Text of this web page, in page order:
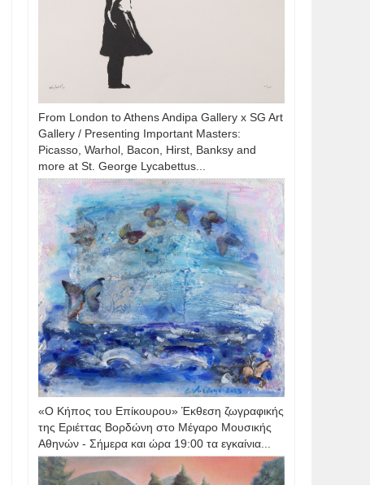
From London to Athens Andipa Gallery x SG Art
Gallery / Presenting Important Masters:
Picasso, Warhol, Bacon, Hirst, Banksy and
more at St. George Lycabettus...
«Ο Κήπος του Επίκουρου» Έκθεση ζωγραφικής
της Εριέττας Βορδώνη στο Μέγαρο Μουσικής
Αθηνών - Σήμερα και ώρα 19:00 τα εγκαίνια...